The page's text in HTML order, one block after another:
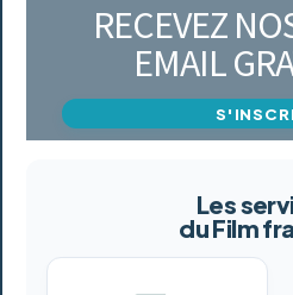
RECEVEZ
EMAIL
Les
du Film